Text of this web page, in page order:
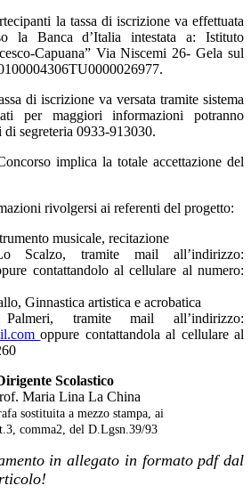
la tassa di iscrizione va effettuata
la Banca d’Italia intestata a: Istituto
Capuana” Via Niscemi 26- Gela sul
di iscrizione va versata tramite sistema
per maggiori informazioni potranno
segreteria 0933-913030.
implica la totale accettazione del
rivolgersi ai referenti del progetto:
musicale, recitazione
Scalzo, tramite mail all’indirizzo:
contattandolo al cellulare al numero:
Ginnastica artistica e acrobatica
tramite mail all’indirizzo:
oppure contattandola al cellulare al
Scolastico
Maria Lina La China
sostituita a mezzo stampa, ai
comma2, del D.Lgsn.39/93
in allegato in formato pdf dal